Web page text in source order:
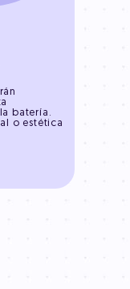
batería.
o estética